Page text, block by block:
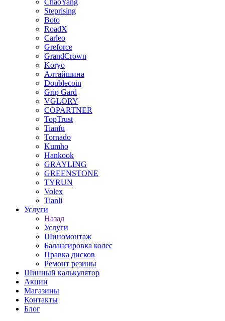
ChaoYang
Steprising
Boto
RoadX
Carleo
Greforce
GrandCrown
Koryo
Алтайшина
Doublecoin
Grip Gard
VGLORY
COPARTNER
TopTrust
Tianfu
Tornado
Kumho
Hankook
GRAYLING
GREENSTONE
TYRUN
Volex
Tianli
Услуги
Назад
Услуги
Шиномонтаж
Балансировка колес
Правка дисков
Ремонт резины
Шинный калькулятор
Акции
Магазины
Контакты
Блог